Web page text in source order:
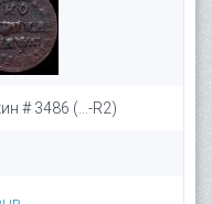
# 3486 (...-R2)